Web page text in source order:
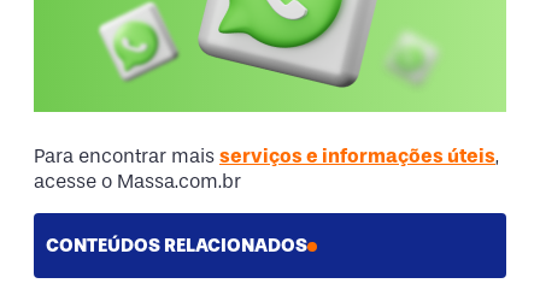
Para encontrar mais serviços e informações úteis,
acesse o Massa.com.br
CONTEÚDOS RELACIONADOS